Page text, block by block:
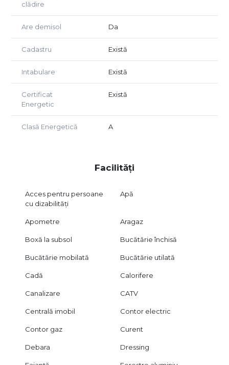
clădire
Are demisol Da
Cadastru Există
Intabulare Există
Certificat
Energetic
Există
Clasă Energetică A
Facilități
Acces pentru persoane
cu dizabilități
Apă
Apometre Aragaz
Boxă la subsol Bucătărie închisă
Bucătărie mobilată Bucătărie utilată
Cadă Calorifere
Canalizare CATV
Centrală imobil Contor electric
Contor gaz Curent
Debara Dressing